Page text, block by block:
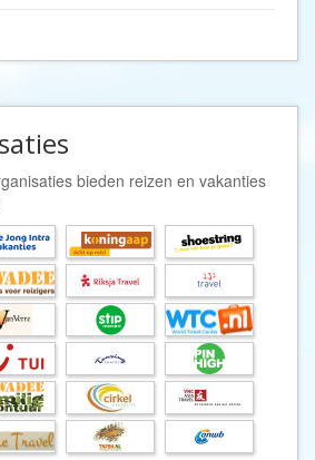
bieden reizen en vakanties